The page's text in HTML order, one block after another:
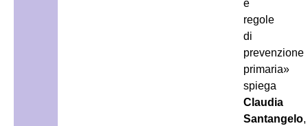
e
regole
di
prevenzione
primaria»
spiega
Claudia
Santangelo,